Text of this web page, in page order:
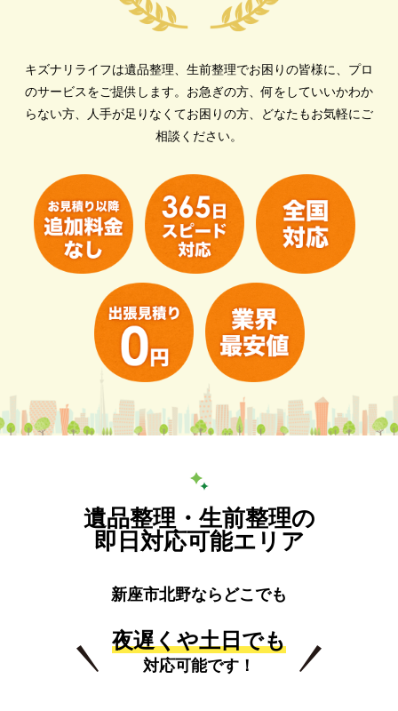
キズナリライフは遺品整理、生前整理でお困りの皆様に、プロ
のサービスをご提供します。 お急ぎの方、何をしていいかわか
らない方、人手が足りなくてお困りの方、どなたもお気軽にご
相談ください。
遺品整理・生前整理の
即日対応可能エリア
新座市北野ならどこでも
夜遅くや土日でも
対応可能です！